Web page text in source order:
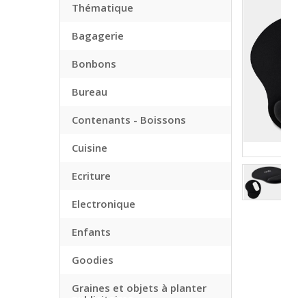
Thématique
Bagagerie
Bonbons
Bureau
Contenants - Boissons
Cuisine
Ecriture
Electronique
Enfants
Goodies
Graines et objets à planter